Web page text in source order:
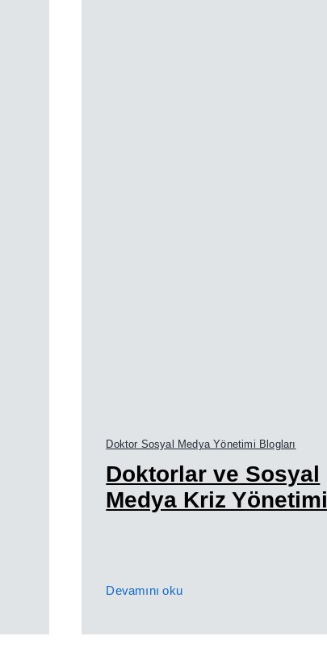
Doktor Sosyal Medya Yönetimi Blogları
Doktorlar ve Sosyal
Medya Kriz Yönetimi
Devamını oku